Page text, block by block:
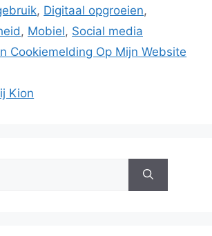
, Digitaal opgroeien,
, Mobiel, Social media
Cookiemelding Op Mijn Website
Kion